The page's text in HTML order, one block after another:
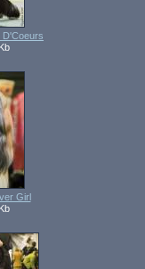
D'Coeurs
Girl